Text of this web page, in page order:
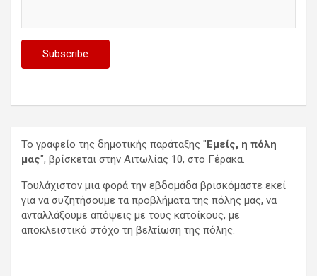
Το γραφείο της δημοτικής παράταξης "Εμείς, η πόλη
μας", βρίσκεται στην Αιτωλίας 10, στο Γέρακα.
Τουλάχιστον μια φορά την εβδομάδα βρισκόμαστε εκεί
για να συζητήσουμε τα προβλήματα της πόλης μας, να
ανταλλάξουμε απόψεις με τους κατοίκους, με
αποκλειστικό στόχο τη βελτίωση της πόλης.